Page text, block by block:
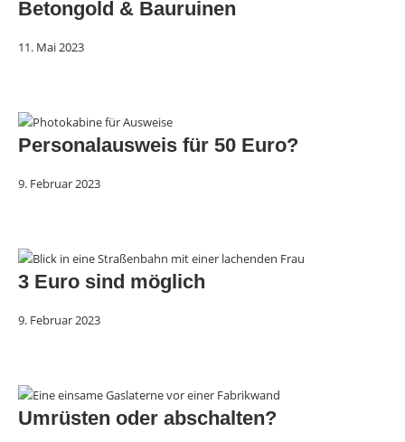
Betongold & Bauruinen
11. Mai 2023
Personalausweis für 50 Euro?
9. Februar 2023
3 Euro sind möglich
9. Februar 2023
Umrüsten oder abschalten?